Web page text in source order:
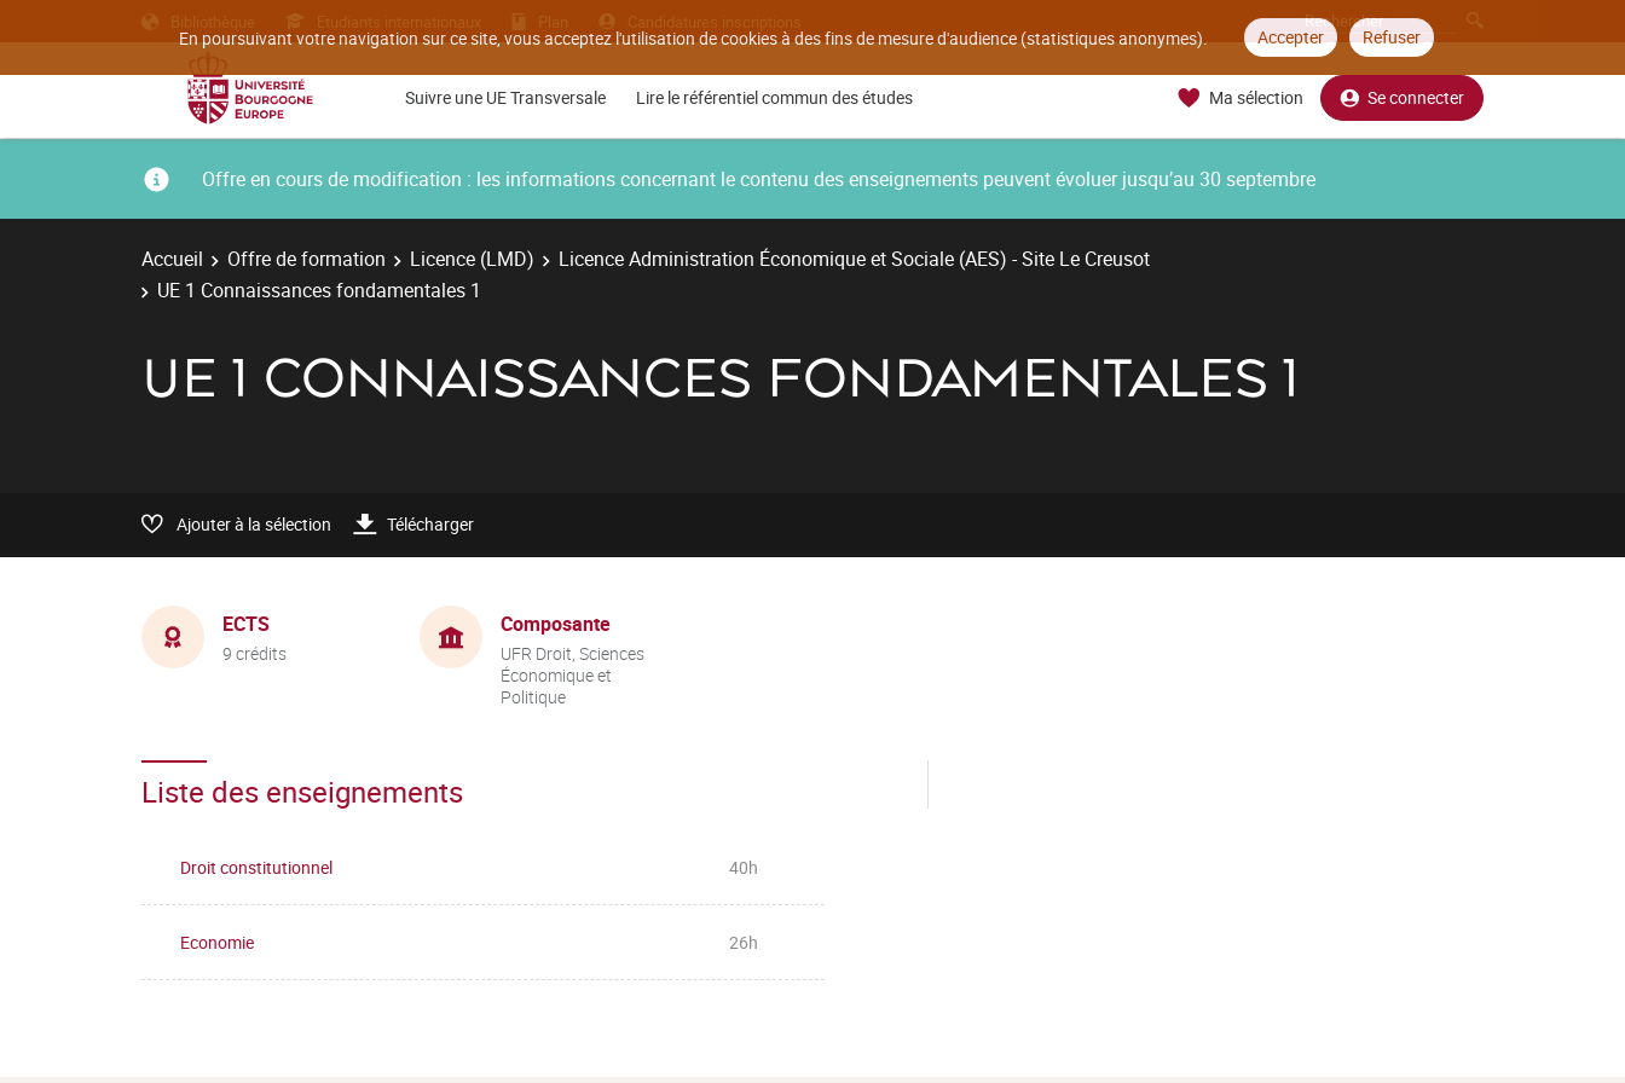
En poursuivant votre navigation sur ce site, vous acceptez l'utilisation de cookies à des fins de mesure d'audience (statistiques anonymes). Accepter Refuser
Bibliothèque Etudiants internationaux Plan Candidatures inscriptions
Suivre une UE Transversale Lire le référentiel commun des études Ma sélection Se connecter
Offre en cours de modification : les informations concernant le contenu des enseignements peuvent évoluer jusqu’au 30 septembre
Accueil Offre de formation Licence (LMD)
Licence Administration Économique et Sociale (AES) - Site Le Creusot
UE 1 Connaissances fondamentales 1
UE 1 CONNAISSANCES FONDAMENTALES 1
Ajouter à la sélection Télécharger
ECTS
9 crédits
Composante
UFR Droit, Sciences
Économique et
Politique
Liste des enseignements
Droit constitutionnel 40h
Economie 26h